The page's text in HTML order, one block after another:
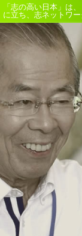
「志の高い日本」は
に立ち、志ネットワ